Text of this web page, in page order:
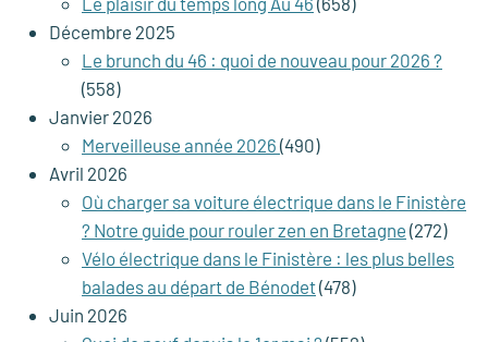
Décembre 2025
Le brunch du 46 : quoi de nouveau pour 2026 ?
(558)
Janvier 2026
Merveilleuse année 2026 (490)
Avril 2026
Où charger sa voiture électrique dans le Finistère
? Notre guide pour rouler zen en Bretagne (272)
Vélo électrique dans le Finistère : les plus belles
balades au départ de Bénodet(478)
Juin 2026